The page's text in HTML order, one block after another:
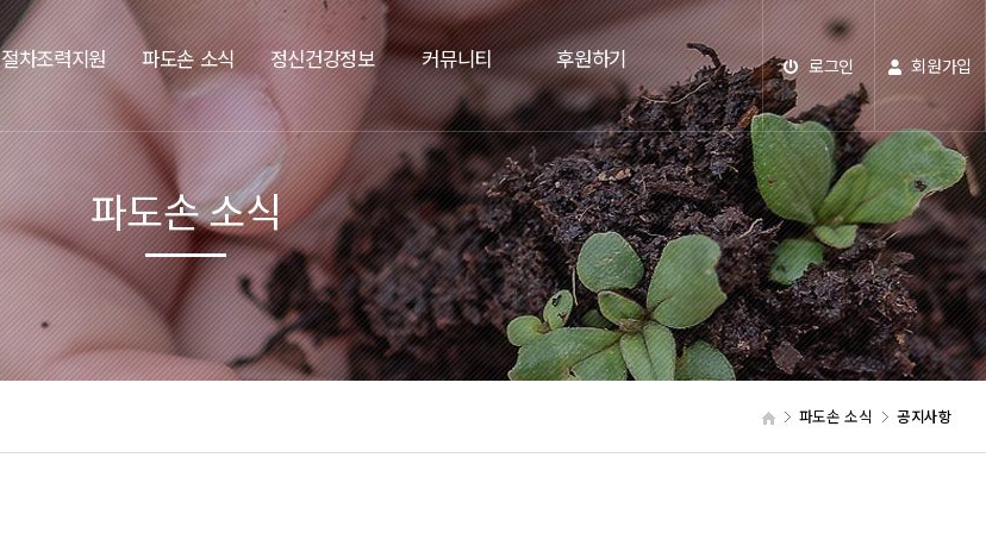
절차조력지원 파도손 소식 정신건강정보 커뮤니티 후원하기 로그인 회원가입
파도손 소식 공지사항
파도손 소식